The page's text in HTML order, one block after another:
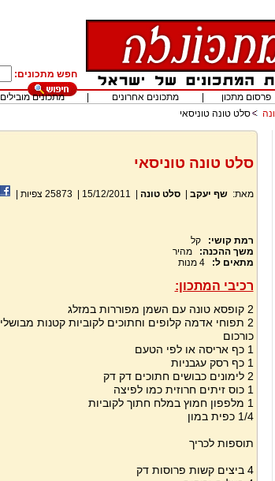
חפש מתכונים:
פרסום מתכון מתכונים אחרונים מתכונים מובילים
סלט טונה טוניסאי
סלט טונה טוניסאי
מאת: שף יעקב |סלט טונה 15/12/2011
|
25873 צפיות
רמת קושי:
קל
משך ההכנה:
מהיר
מתאים ל:
4 מנות
רכיבי המתכון:
2 קופסא טונה עם השמן מפוררות במזלג
כורכום
1 כף אריסה או לפי הטעם
1 כף רסק עגבניות
2 לימונים כבושים חתוכים דק דק
1 כוס זיתים חרוזית כמו לפיצה
1 מלפפון חמוץ במלח חתוך לקוביות
1/4 כפית במון
תוספות לכריך
4 ביצים קשות פרוסות דק